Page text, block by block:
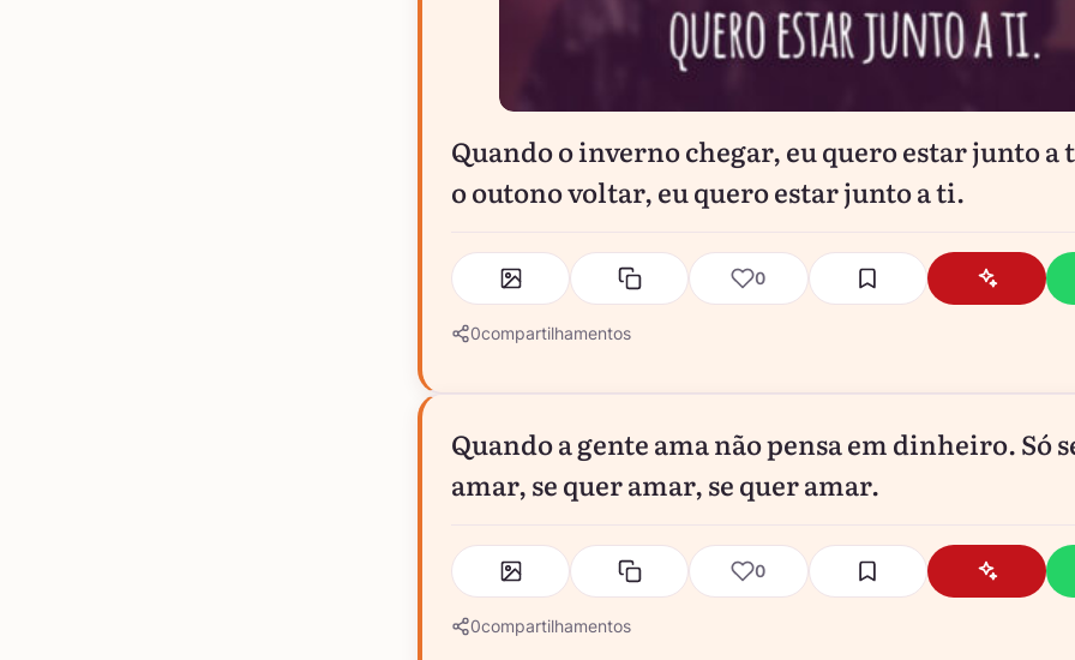
Quando o inverno chegar, eu quero estar junto a
o outono voltar, eu quero estar junto a ti.
0
0compartilhamentos
Quando a gente ama não pensa em dinheiro. Só
amar, se quer amar, se quer amar.
0
0compartilhamentos